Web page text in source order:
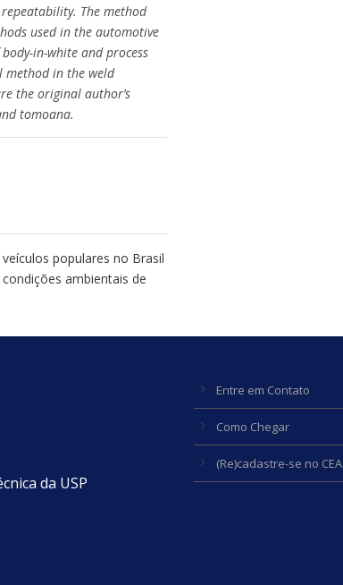
The method
used in the automotive
in-white and process
method in the weld
the original author’s
tomoana.
populares no Brasil
ambientais de
da USP
Entre em Contato
Como Chegar
(Re)cadastre-se no CEA